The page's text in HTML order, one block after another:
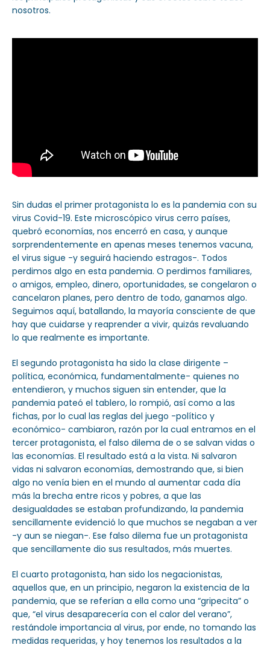
nosotros.
Sin dudas el primer protagonista lo es la pandemia con su
virus Covid-19. Este microscópico virus cerro países,
quebró economías, nos encerró en casa, y aunque
sorprendentemente en apenas meses tenemos vacuna,
el virus sigue -y seguirá haciendo estragos-. Todos
perdimos algo en esta pandemia. O perdimos familiares,
o amigos, empleo, dinero, oportunidades, se congelaron o
cancelaron planes, pero dentro de todo, ganamos algo.
Seguimos aquí, batallando, la mayoría consciente de que
hay que cuidarse y reaprender a vivir, quizás revaluando
lo que realmente es importante.
El segundo protagonista ha sido la clase dirigente –
política, económica, fundamentalmente- quienes no
entendieron, y muchos siguen sin entender, que la
pandemia pateó el tablero, lo rompió, así como a las
fichas, por lo cual las reglas del juego -político y
económico- cambiaron, razón por la cual entramos en el
tercer protagonista, el falso dilema de o se salvan vidas o
las economías. El resultado está a la vista. Ni salvaron
vidas ni salvaron economías, demostrando que, si bien
algo no venía bien en el mundo al aumentar cada día
más la brecha entre ricos y pobres, a que las
desigualdades se estaban profundizando, la pandemia
sencillamente evidenció lo que muchos se negaban a ver
-y aun se niegan-. Ese falso dilema fue un protagonista
que sencillamente dio sus resultados, más muertes.
El cuarto protagonista, han sido los negacionistas,
aquellos que, en un principio, negaron la existencia de la
pandemia, que se referían a ella como una “gripecita” o
que, “el virus desaparecería con el calor del verano”,
restándole importancia al virus, por ende, no tomando las
medidas requeridas, y hoy tenemos los resultados a la